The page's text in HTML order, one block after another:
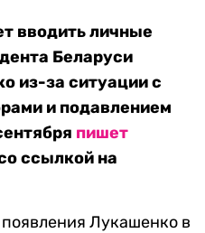
вводить личные
Беларуси
из-за ситуации с
и подавлением
пишет
ссылкой на
Лукашенко в